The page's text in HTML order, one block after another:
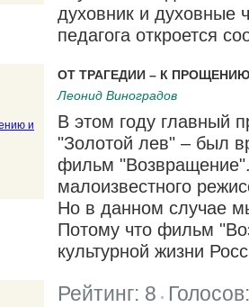
духовник и духовные
педагога откроется
ОТ ТРАГЕДИИ – К
Леонид Виноградов
В этом году главный
"Золотой лев" – был
фильм
малоизвестного
Но в данном случае
Потому что фильм
культурной жизни
Рейтинг: 8